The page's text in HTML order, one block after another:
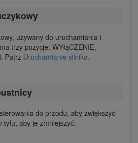
używany do uruchamiania i
trzy pozycje: WYłąCZENIE,
Patrz Uruchamianie silnika.
do przodu, aby zwiększyć
aby je zmniejszyć.